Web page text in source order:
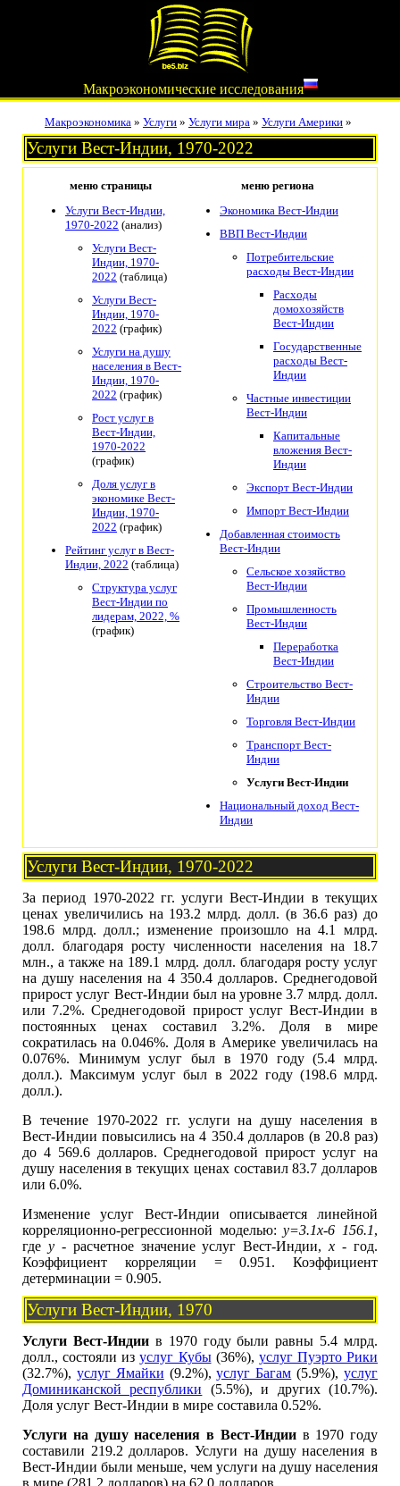
Макроэкономические исследования
Макроэкономика » Услуги » Услуги мира » Услуги Америки »
Услуги Вест-Индии, 1970-2022
меню страницы
меню региона
Услуги Вест-Индии,
1970-2022 (анализ)
Услуги Вест-
Индии, 1970-
2022 (таблица)
Услуги Вест-
Индии, 1970-
2022 (график)
Услуги на душу
населения в Вест-
Индии, 1970-
2022 (график)
Рост услуг в
Вест-Индии,
1970-2022
(график)
Доля услуг в
экономике Вест-
Индии, 1970-
2022 (график)
Рейтинг услуг в Вест-
Индии, 2022 (таблица)
Структура услуг
Вест-Индии по
лидерам, 2022, %
(график)
Экономика Вест-Индии
ВВП Вест-Индии
Потребительские
расходы Вест-Индии
Расходы
домохозяйств
Вест-Индии
Государственные
расходы Вест-
Индии
Частные инвестиции
Вест-Индии
Капитальные
вложения Вест-
Индии
Экспорт Вест-Индии
Импорт Вест-Индии
Добавленная стоимость
Вест-Индии
Сельское хозяйство
Вест-Индии
Промышленность
Вест-Индии
Переработка
Вест-Индии
Строительство Вест-
Индии
Торговля Вест-Индии
Транспорт Вест-
Индии
Услуги Вест-Индии
Национальный доход Вест-
Индии
Услуги Вест-Индии, 1970-2022
За период 1970-2022 гг. услуги Вест-Индии в текущих
ценах увеличились на 193.2 млрд. долл. (в 36.6 раз) до
198.6 млрд. долл.; изменение произошло на 4.1 млрд.
долл. благодаря росту численности населения на 18.7
млн., а также на 189.1 млрд. долл. благодаря росту услуг
на душу населения на 4 350.4 долларов. Среднегодовой
прирост услуг Вест-Индии был на уровне 3.7 млрд. долл.
или 7.2%. Среднегодовой прирост услуг Вест-Индии в
постоянных ценах составил 3.2%. Доля в мире
сократилась на 0.046%. Доля в Америке увеличилась на
0.076%. Минимум услуг был в 1970 году (5.4 млрд.
долл.). Максимум услуг был в 2022 году (198.6 млрд.
долл.).
В течение 1970-2022 гг. услуги на душу населения в
Вест-Индии повысились на 4 350.4 долларов (в 20.8 раз)
до 4 569.6 долларов. Среднегодовой прирост услуг на
душу населения в текущих ценах составил 83.7 долларов
или 6.0%.
Изменение услуг Вест-Индии описывается линейной
корреляционно-регрессионной моделью:y=3.1x-6 156.1,
где y- расчетное значение услуг Вест-Индии,x - год.
Коэффициент корреляции = 0.951. Коэффициент
детерминации = 0.905.
Услуги Вест-Индии, 1970
Услуги Вест-Индиив 1970 году были равны 5.4 млрд.
долл., состояли изуслуг Кубы(36%), услуг Пуэрто Рики
(32.7%), услуг Ямайки (9.2%),услуг Багам (5.9%),услуг
Доминиканской республики (5.5%), и других (10.7%).
Доля услуг Вест-Индии в мире составила 0.52%.
Услуги на душу населения в Вест-Индиив 1970 году
составили 219.2 долларов. Услуги на душу населения в
Вест-Индии были меньше, чем услуги на душу населения